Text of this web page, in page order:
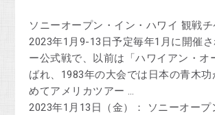
ソニーオープン・イン・ハワイ 観戦チ
2023年1月9-13日予定毎年1月に開催
ー公式戦で、以前は「ハワイアン・オ
ばれ、1983年の大会では日本の青木功
めてアメリカツアー …
2023年1月13日（金）： ソニーオープ